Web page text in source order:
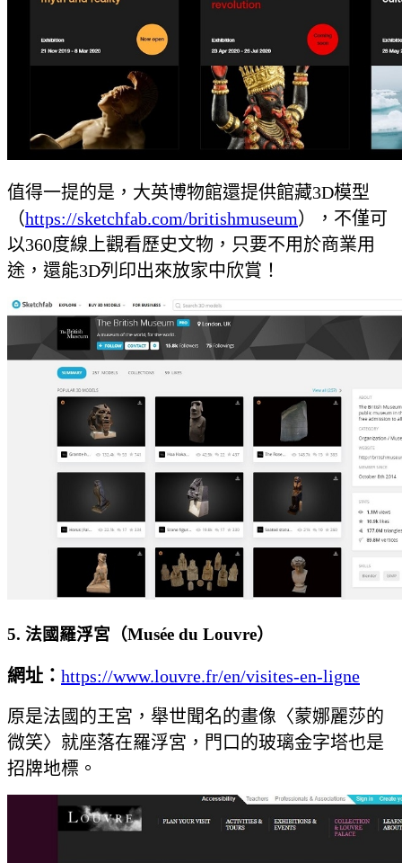
值得一提的是，大英博物館還提供館藏3D模型
（https://sketchfab.com/britishmuseum），不僅可
以360度線上觀看歷史文物，只要不用於商業用
途，還能3D列印出來放家中欣賞！
5. 法國羅浮宮（Musée du Louvre）
網址： https://www.louvre.fr/en/visites-en-ligne
原是法國的王宮，舉世聞名的畫像〈蒙娜麗莎的
微笑〉就座落在羅浮宮，門口的玻璃金字塔也是
招牌地標。